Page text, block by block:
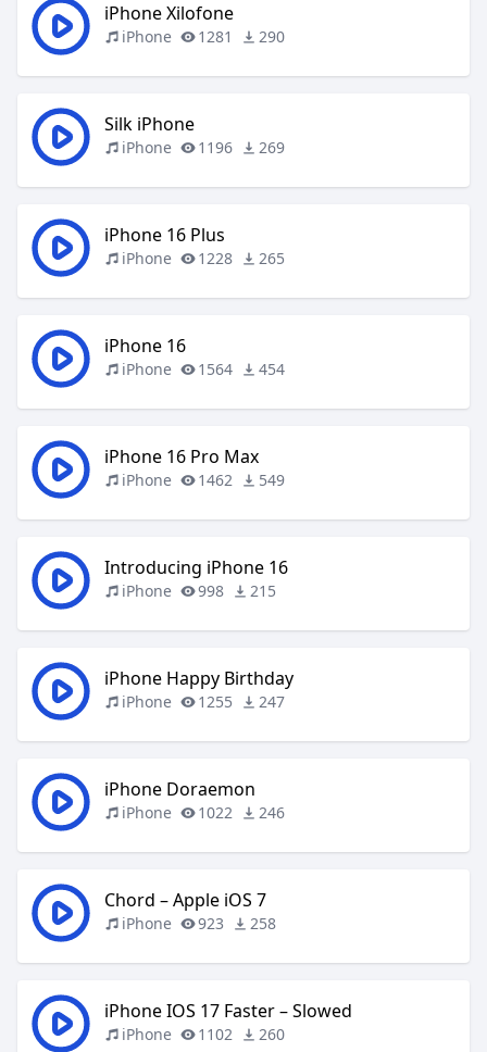
iPhone Xilofone
iPhone 1281 290
Silk iPhone
iPhone 1196 269
iPhone 16 Plus
iPhone 1228 265
iPhone 16
iPhone 1564 454
iPhone 16 Pro Max
iPhone 1462 549
Introducing iPhone 16
iPhone 998 215
iPhone Happy Birthday
iPhone 1255 247
iPhone Doraemon
iPhone 1022 246
Chord – Apple iOS 7
iPhone 923 258
iPhone IOS 17 Faster – Slowed
iPhone 1102 260